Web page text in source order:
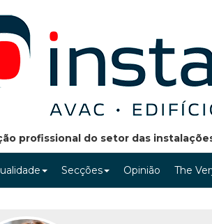
profissional do setor das
Secções Opinião The